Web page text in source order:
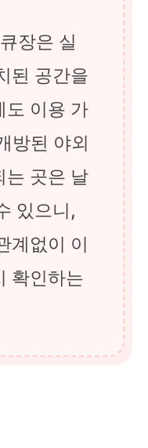
장은 실
된 공간을
도 이용 가
방된 야외
는 곳은 날
있으니,
계없이 이
확인하는